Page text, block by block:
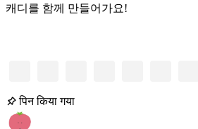
캐디를 함께 만들어가요!
पिन किया गया